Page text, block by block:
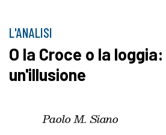
L'ANALISI
O la Croce o la
un'illusione
Paolo M. Siano